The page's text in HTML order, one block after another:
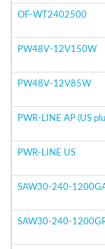
OF-WT2402500
PW48V-12V150W
PW48V-12V85W
PWR-LINE AP (US
PWR-LINE US
SAW30-240-
SAW30-240-